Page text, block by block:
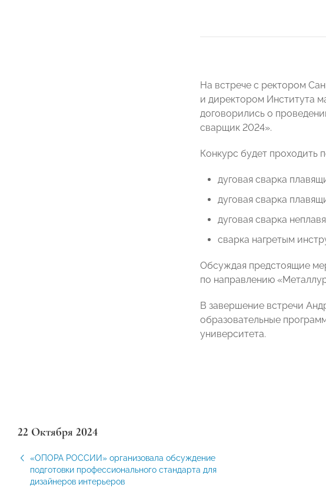
На встрече с ректором
и директором Института
договорились о
сварщик 2024».
Конкурс будет проходить
дуговая сварка
дуговая сварка
дуговая сварка
сварка нагретым
Обсуждая предстоящие
по направлению
В завершение встречи
образовательные
университета.
22 Октября 2024
«ОПОРА РОССИИ» организовала обсуждение
подготовки профессионального стандарта для
дизайнеров интерьеров